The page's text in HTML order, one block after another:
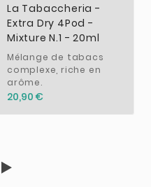
La Tabaccheria -
Extra Dry 4Pod -
Mixture N.1 - 20ml
Mélange de tabacs
complexe, riche en
arôme.
20,90 €